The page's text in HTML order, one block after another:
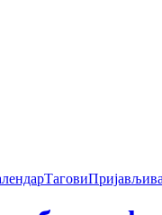
Тагови